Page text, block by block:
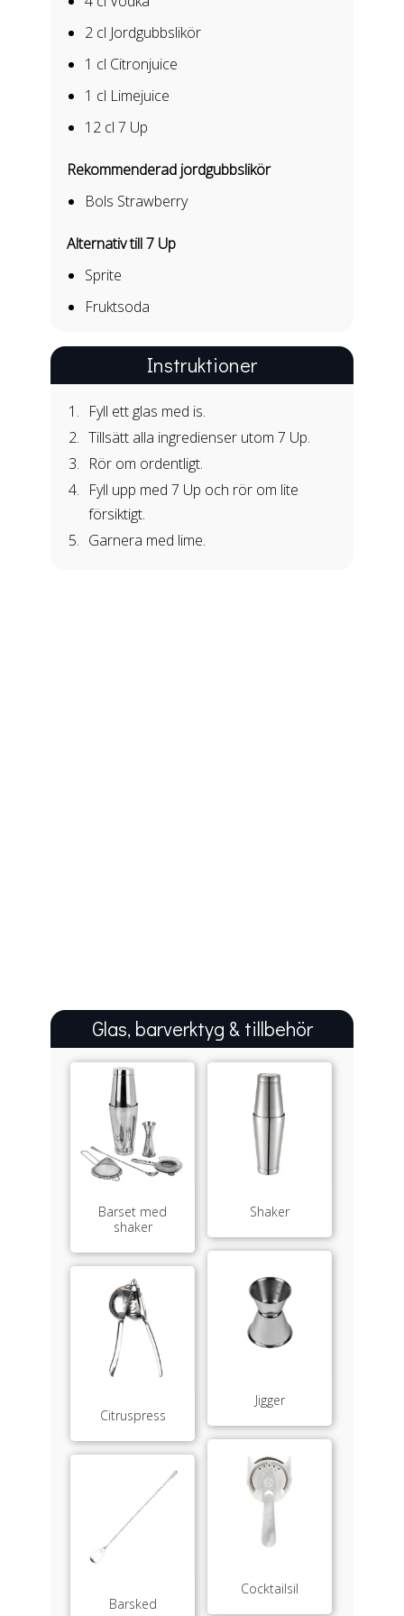
2 cl Jordgubbslikör
1 cl Citronjuice
1 cl Limejuice
12 cl 7 Up
Rekommenderad jordgubbslikör
Bols Strawberry
Alternativ till 7 Up
Sprite
Fruktsoda
Instruktioner
Fyll ett glas med is.
Tillsätt alla ingredienser utom 7 Up.
Rör om ordentligt.
Fyll upp med 7 Up och rör om lite
försiktigt.
Garnera med lime.
Glas, barverktyg & tillbehör
Barset med
shaker
Shaker
Jigger
Citruspress
Cocktailsil
Barsked